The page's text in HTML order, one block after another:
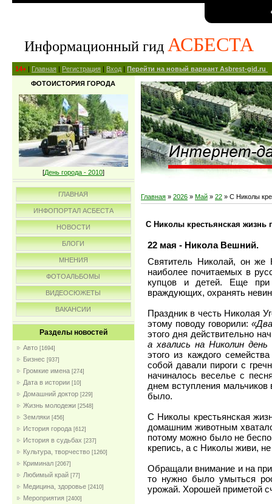
Информационный гид АСБЕСТА
14+ | Главная | Регистрация | Вход | Перейти на новый вариант Asbrest-gid.ru
ФОТОИСТОРИЯ ГОРОДА
[День города - 2010]
ГЛАВНАЯ
ИНФОПОРТАЛ АСБЕСТА
НОВОСТИ
БЛОГИ
МНЕНИЯ
ФОТОАЛЬБОМЫ
ВИДЕОСЮЖЕТЫ
ВАКАНСИИ
Разделы новостей
Авто [1694]
Бизнес [937]
Громкие имена [274]
Дата в истории [10]
Домашний доктор [229]
Жизнь молодежи [2548]
Земляки [456]
История города [612]
История в судьбах [237]
Культура, творчество [1260]
Криминал [2067]
Любимый край [77]
Медицина, здоровье [2410]
Мероприятия [2400]
Главная » 2026 » Май » 22 » С Николы
С Николы крестьянская жизнь
22 мая - Никола Вешний.
Святитель Николай, он
наиболее почитаемых в
купцов и детей. Еще при
враждующих, охранять
Праздник в честь Николая
этому поводу говорили:
этого дня действительно
а хвались на Николин день
этого из каждого
собой давали пироги с
начиналось веселье с
днем вступления
было.
С Николы крестьянская
домашним животным
потому можно было не
крепись, а с Николы живи,
Обращали внимание и на
то нужно было умыться
урожай. Хорошей приметой